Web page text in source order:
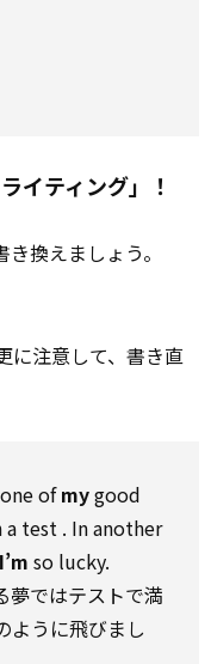
イティング」！
換えましょう。
に注意して、書き直
ofmygood
a test . Inanother
I’m so lucky.
夢ではテストで満
ように飛びまし